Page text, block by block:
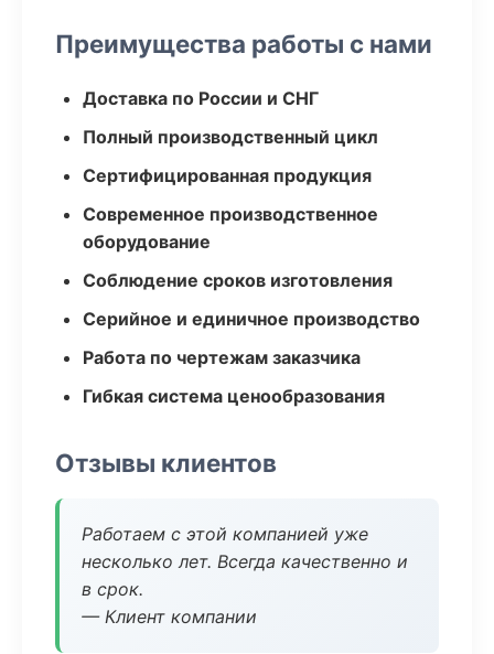
Преимущества работы с нами
Доставка по России и СНГ
Полный производственный цикл
Сертифицированная продукция
Современное производственное
оборудование
Соблюдение сроков изготовления
Серийное и единичное производство
Работа по чертежам заказчика
Гибкая система ценообразования
Отзывы клиентов
Работаем с этой компанией уже
несколько лет. Всегда качественно и
в срок.
— Клиент компании